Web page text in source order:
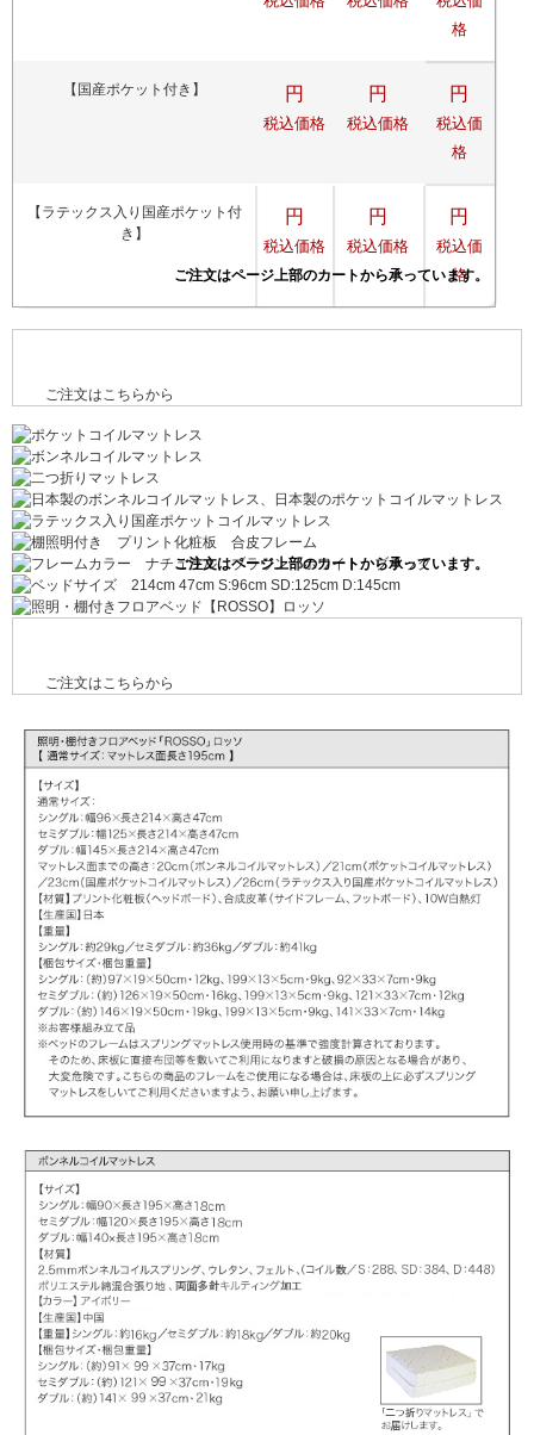
格
【国産ポケット付き】 円
税込価格
円
税込価格
円
税込価
格
【ラテックス入り国産ポケット付
き】
円
税込価格
円
税込価格
円
税込価
格
ご注文はこちらから
ご注文はこちらから